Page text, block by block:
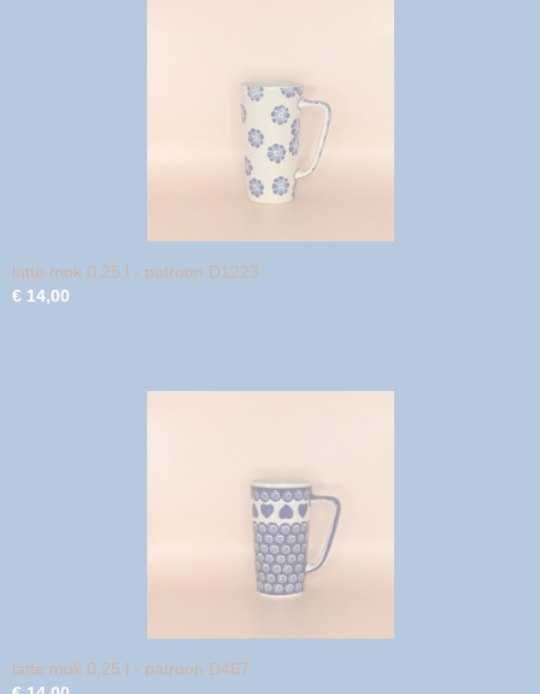
latte mok 0,25 l - patroon D1223
€ 14,00
latte mok 0,25 l - patroon D467